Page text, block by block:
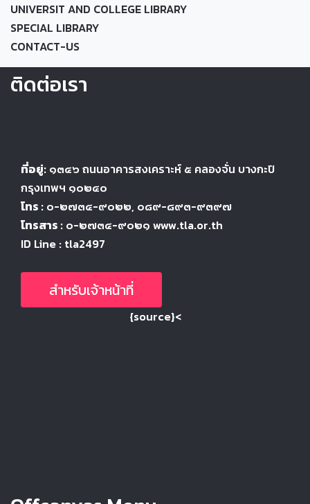
UNIVERSIT AND COLLEGE LIBRARY
SPECIAL LIBRARY
CONTACT-US
ติดต่อเรา
ที่อยู่: ๑๓๔๖ ถนนอาคารสงเคราะห์ ๕ คลองจั่น บางกะปิ
กรุงเทพฯ ๑๐๒๔๐
โทร : ๐-๒๗๓๔-๙๐๒๒, ๐๘๙-๘๙๓-๙๓๙๗
โทรสาร : ๐-๒๗๓๔-๙๐๒๑ www.tla.or.th
ID Line : tla2497
สำหรับเจ้าหน้าที่
{source}<